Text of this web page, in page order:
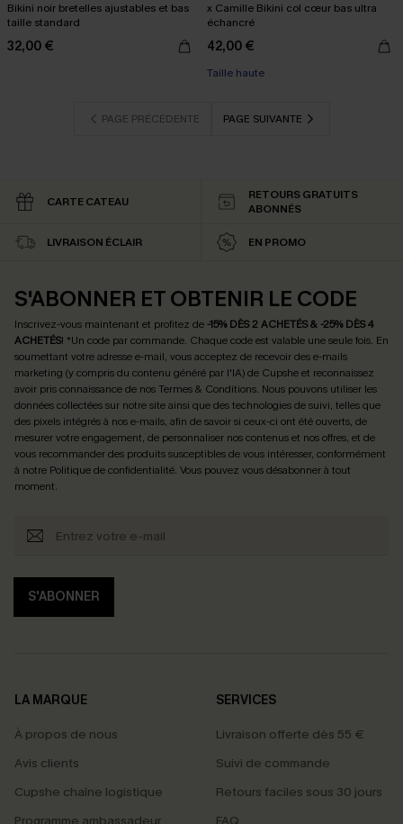
Bikini noir bretelles ajustables et bas
taille standard
32,00 €
x Camille Bikini col cœur bas ultra
échancré
42,00 €
Taille haute
PAGE PRÉCÉDENTE PAGE SUIVANTE
CARTE CATEAU
RETOURS GRATUITS
ABONNÉS
LIVRAISON ÉCLAIR EN PROMO
S'ABONNER ET OBTENIR LE CODE
Inscrivez-vous maintenant et profitez de -15% DÈS 2 ACHETÉS & -25% DÈS 4
ACHETÉS! *Un code par commande. Chaque code est valable une seule fois. En
soumettant votre adresse e-mail, vous acceptez de recevoir des e-mails
marketing (y compris du contenu généré par l'IA) de Cupshe et reconnaissez
avoir pris connaissance de nosTermes & Conditions. Nous pouvons utiliser les
données collectées sur notre site ainsi que des technologies de suivi, telles que
des pixels intégrés à nos e-mails, afin de savoir si ceux-ci ont été ouverts, de
mesurer votre engagement, de personnaliser nos contenus et nos offres, et de
vous recommander des produits susceptibles de vous intéresser, conformément
à notre Politique de confidentialité. Vous pouvez vous désabonner à tout
moment.
S'ABONNER
LA MARQUE
À propos de nous
Avis clients
Cupshe chaîne logistique
SERVICES
Livraison offerte dès 55 €
Suivi de commande
Retours faciles sous 30 jours